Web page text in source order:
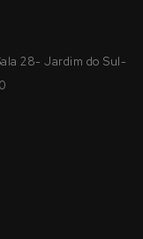
28- Jardim do Sul-